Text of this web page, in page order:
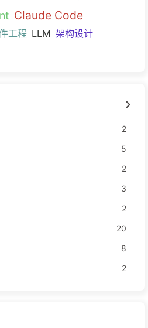
Claude Code
工程 LLM 架构设计
2
5
2
3
2
20
8
2